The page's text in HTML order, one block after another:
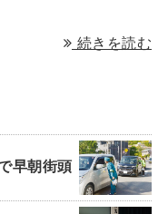
10
11
30 31 1
続きを読む
早朝街頭